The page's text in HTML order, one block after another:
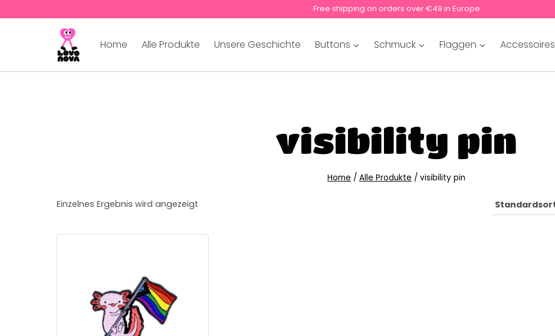
Free shipping on orders over €49 in Europe
Home Alle Produkte Unsere Geschichte Buttons Schmuck Flaggen Accessoires
visibility pin
Home / Alle Produkte / visibility pin
Einzelnes Ergebnis wird angezeigt